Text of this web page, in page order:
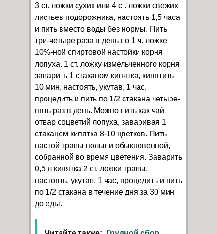
3 ст. ложки сухих или 4 ст. ложки свежих
листьев подорожника, настоять 1,5 часа
и пить вместо воды без нормы. Пить
три-четыре раза в день по 1 ч. ложке
10%-ной спиртовой настойки корня
лопуха. 1 ст. ложку измельченного корня
заварить 1 стаканом кипятка, кипятить
10 мин, настоять, укутав, 1 час,
процедить и пить по 1/2 стакана четыре-
пять раз в день. Можно пить как чай
отвар соцветий лопуха, заваривая 1
стаканом кипятка 8-10 цветков. Пить
настой травы полыни обыкновенной,
собранной во время цветения. Заварить
0,5 л кипятка 2 ст. ложки травы,
настоять, укутав, 1 час, процедить и пить
по 1/2 стакана в течение дня за 30 мин
до еды.